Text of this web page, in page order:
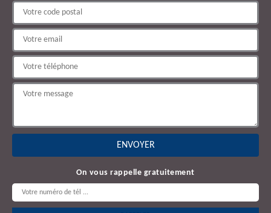
On vous rappelle gratuitement